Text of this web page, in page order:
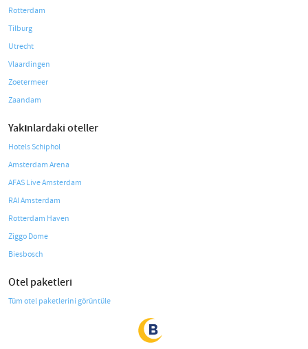
Rotterdam
Tilburg
Utrecht
Vlaardingen
Zoetermeer
Zaandam
Yakınlardaki oteller
Hotels Schiphol
Amsterdam Arena
AFAS Live Amsterdam
RAI Amsterdam
Rotterdam Haven
Ziggo Dome
Biesbosch
Otel paketleri
Tüm otel paketlerini görüntüle